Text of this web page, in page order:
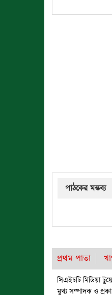
পাঠকের মন্তব্য
প্রথম পাতা
সিএইচটি মিডিয়া
মুখ্য সম্পাদক ও